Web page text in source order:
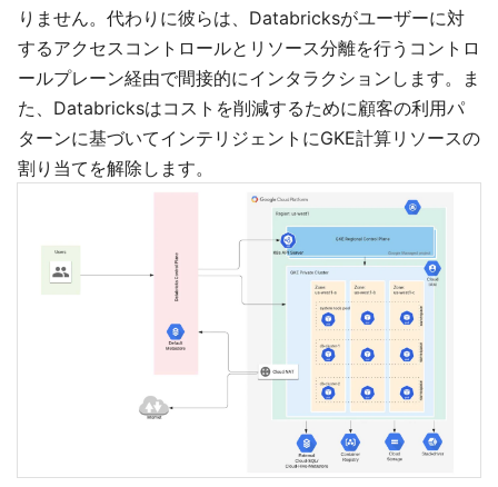
りません。代わりに彼らは、Databricksがユーザーに対
するアクセスコントロールとリソース分離を行うコントロ
ールプレーン経由で間接的にインタラクションします。ま
た、Databricksはコストを削減するために顧客の利用パ
ターンに基づいてインテリジェントにGKE計算リソースの
割り当てを解除します。